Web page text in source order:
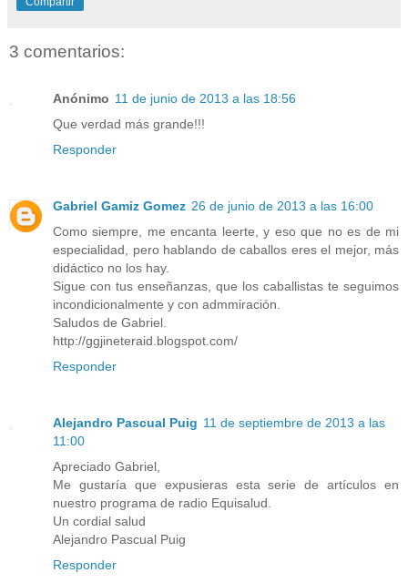
3 comentarios:
Anónimo 11 de junio de 2013 a las 18:56
Que verdad más grande!!!
Responder
Gabriel Gamiz Gomez 26 de junio de 2013 a las 16:00
Como siempre, me encanta leerte, y eso que no es de mi
especialidad, pero hablando de caballos eres el mejor, más
didáctico no los hay.
Sigue con tus enseñanzas, que los caballistas te seguimos
incondicionalmente y con admmiración.
Saludos de Gabriel.
http://ggjineteraid.blogspot.com/
Responder
Alejandro Pascual Puig 11 de septiembre de 2013 a las
11:00
Apreciado Gabriel,
Me gustaría que expusieras esta serie de artículos en
nuestro programa de radio Equisalud.
Un cordial salud
Alejandro Pascual Puig
Responder